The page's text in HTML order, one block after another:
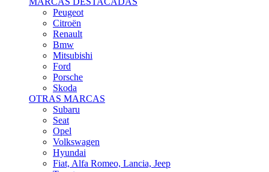
Peugeot
Citroën
Renault
Bmw
Mitsubishi
Ford
Porsche
Skoda
OTRAS MARCAS
Subaru
Seat
Opel
Volkswagen
Hyundai
Fiat, Alfa Romeo, Lancia, Jeep